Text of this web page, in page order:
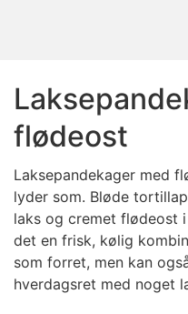
flødeost
Laksepandekager med
lyder som. Bløde
laks og cremet flødeost
det en frisk, kølig
som forret, men kan
hverdagsret med noget